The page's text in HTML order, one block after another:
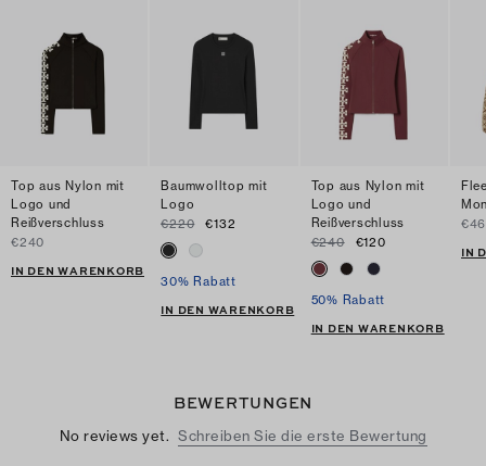
Top aus Nylon mit
Logo und
Reißverschluss
€240
IN DEN WARENKORB
Baumwolltop mit
Logo
€220
€132
30% Rabatt
IN DEN WARENKORB
Top aus Nylon mit
Logo und
Reißverschluss
€240
€120
50% Rabatt
IN DEN WARENKORB
IN
BEWERTUNGEN
No reviews yet. Schreiben Sie die erste Bewertung